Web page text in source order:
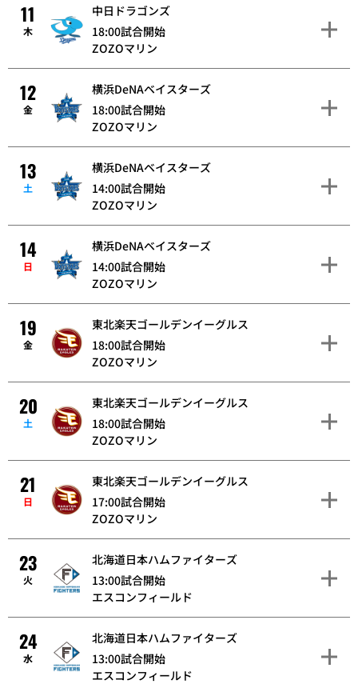
11
木
中日ドラゴンズ
18:00試合開始
ZOZOマリン
12
金
横浜DeNAベイスターズ
18:00試合開始
ZOZOマリン
13
土
横浜DeNAベイスターズ
14:00試合開始
ZOZOマリン
14
日
横浜DeNAベイスターズ
14:00試合開始
ZOZOマリン
19
金
東北楽天ゴールデンイーグルス
18:00試合開始
ZOZOマリン
20
土
東北楽天ゴールデンイーグルス
18:00試合開始
ZOZOマリン
21
日
東北楽天ゴールデンイーグルス
17:00試合開始
ZOZOマリン
23
火
北海道日本ハムファイターズ
13:00試合開始
エスコンフィールド
24
水
北海道日本ハムファイターズ
13:00試合開始
エスコンフィールド